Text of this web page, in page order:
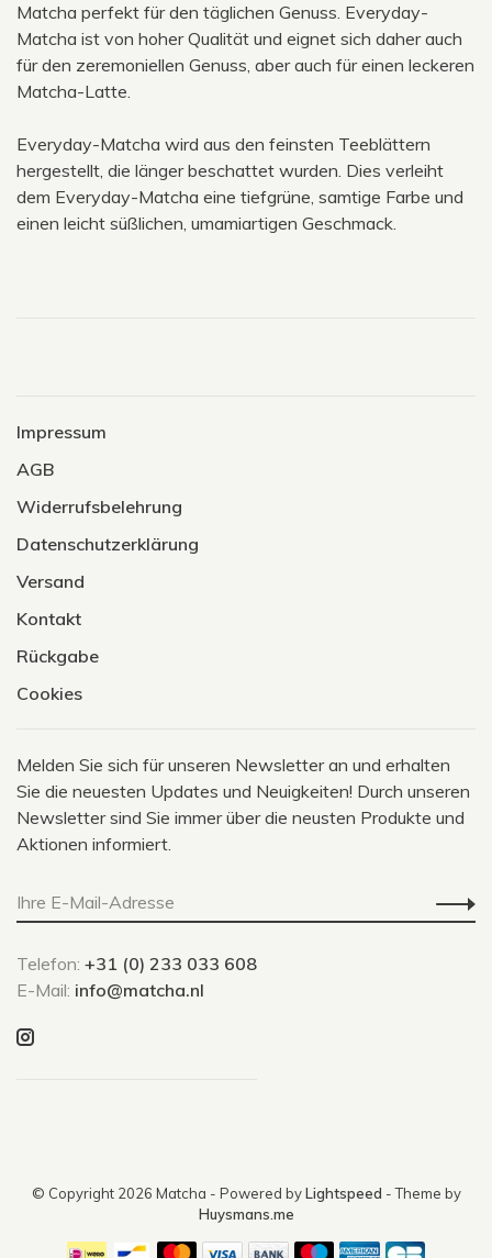
Matcha perfekt für den täglichen Genuss. Everyday-
Matcha ist von hoher Qualität und eignet sich daher auch
für den zeremoniellen Genuss, aber auch für einen leckeren
Matcha-Latte.
Everyday-Matcha wird aus den feinsten Teeblättern
hergestellt, die länger beschattet wurden. Dies verleiht
dem Everyday-Matcha eine tiefgrüne, samtige Farbe und
einen leicht süßlichen, umamiartigen Geschmack.
Impressum
AGB
Widerrufsbelehrung
Datenschutzerklärung
Versand
Kontakt
Rückgabe
Cookies
Melden Sie sich für unseren Newsletter an und erhalten
Sie die neuesten Updates und Neuigkeiten! Durch unseren
Newsletter sind Sie immer über die neusten Produkte und
Aktionen informiert.
Telefon: +31 (0) 233 033 608
E-Mail: info@matcha.nl
© Copyright 2026 Matcha - Powered byLightspeed - Theme by
Huysmans.me